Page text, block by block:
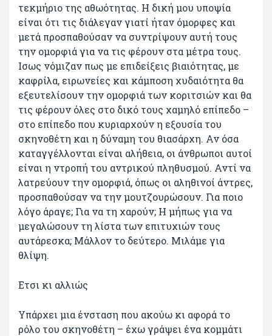
τεκμήριο της αθωότητας. Η δική μου υποψία
είναι ότι τις διάλεγαν γιατί ήταν όμορφες και
μετά προσπαθούσαν να συντρίψουν αυτή τους
την ομορφιά για να τις φέρουν στα μέτρα τους.
Ισως νόμιζαν πως με επιδείξεις βιαιότητας, με
καφρίλα, ειρωνείες και κάμποση χυδαιότητα θα
εξευτελίσουν την ομορφιά των κοριτσιών και θα
τις φέρουν όλες στο δικό τους χαμηλό επίπεδο –
στο επίπεδο που κυριαρχούν η εξουσία του
σκηνοθέτη και η δύναμη του θιασάρχη. Αν όσα
καταγγέλλονται είναι αλήθεια, οι άνθρωποι αυτοί
είναι η ντροπή του αντρικού πληθυσμού. Αντί να
λατρεύουν την ομορφιά, όπως οι αληθινοί άντρες,
προσπαθούσαν να την μουτζουρώσουν. Για ποιο
λόγο άραγε; Για να τη χαρούν; Η μήπως για να
μεγαλώσουν τη λίστα των επιτυχιών τους
αυτάρεσκα; Μάλλον το δεύτερο. Μιλάμε για
θλίψη.
Ετσι κι αλλιώς
Υπάρχει μια ένσταση που ακούω κι αφορά το
ρόλο του σκηνοθέτη – έχω γράψει ένα κομμάτι